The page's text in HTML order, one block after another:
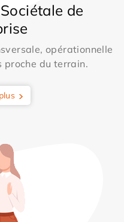
de
opérationnelle
proche du terrain.